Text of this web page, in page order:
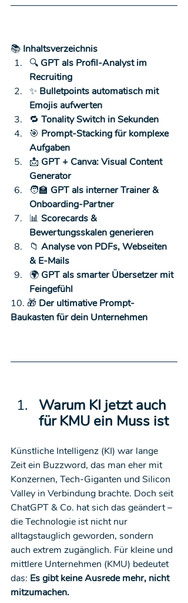
📚 Inhaltsverzeichnis
🔍 GPT als Profil-Analyst im
Recruiting
✨ Bulletpoints automatisch mit
Emojis aufwerten
🔁 Tonality Switch in Sekunden
🎯 Prompt-Stacking für komplexe
Aufgaben
📩 GPT + Canva: Visual Content
Generator
🧑‍🏫 GPT als interner Trainer &
Onboarding-Partner
📊 Scorecards &
Bewertungsskalen generieren
📁 Analyse von PDFs, Webseiten
& E-Mails
🌍 GPT als smarter Übersetzer mit
Feingefühl
10. 🎁 Der ultimative Prompt-
Baukasten für dein Unternehmen
Warum KI jetzt auch
für KMU ein Muss ist
Künstliche Intelligenz (KI) war lange
Zeit ein Buzzword, das man eher mit
Konzernen, Tech-Giganten und Silicon
Valley in Verbindung brachte. Doch seit
ChatGPT & Co. hat sich das geändert –
die Technologie ist nicht nur
alltagstauglich geworden, sondern
auch extrem zugänglich. Für kleine und
mittlere Unternehmen (KMU) bedeutet
das: Es gibt keine Ausrede mehr, nicht
mitzumachen.